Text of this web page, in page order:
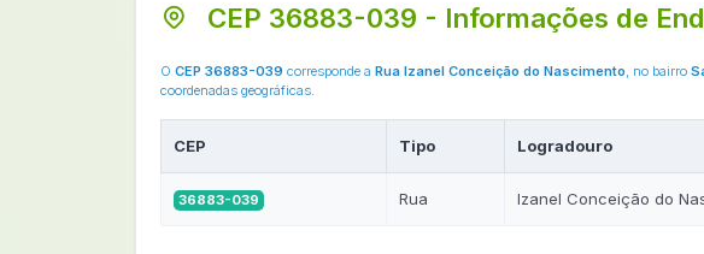
CEP 36883-039 - Informações de
O CEP 36883-039 corresponde a Rua Izanel Conceição do Nascimento, no bairro
coordenadas geográficas.
CEP Tipo Logradouro
36883-039 Rua Izanel Conceição do